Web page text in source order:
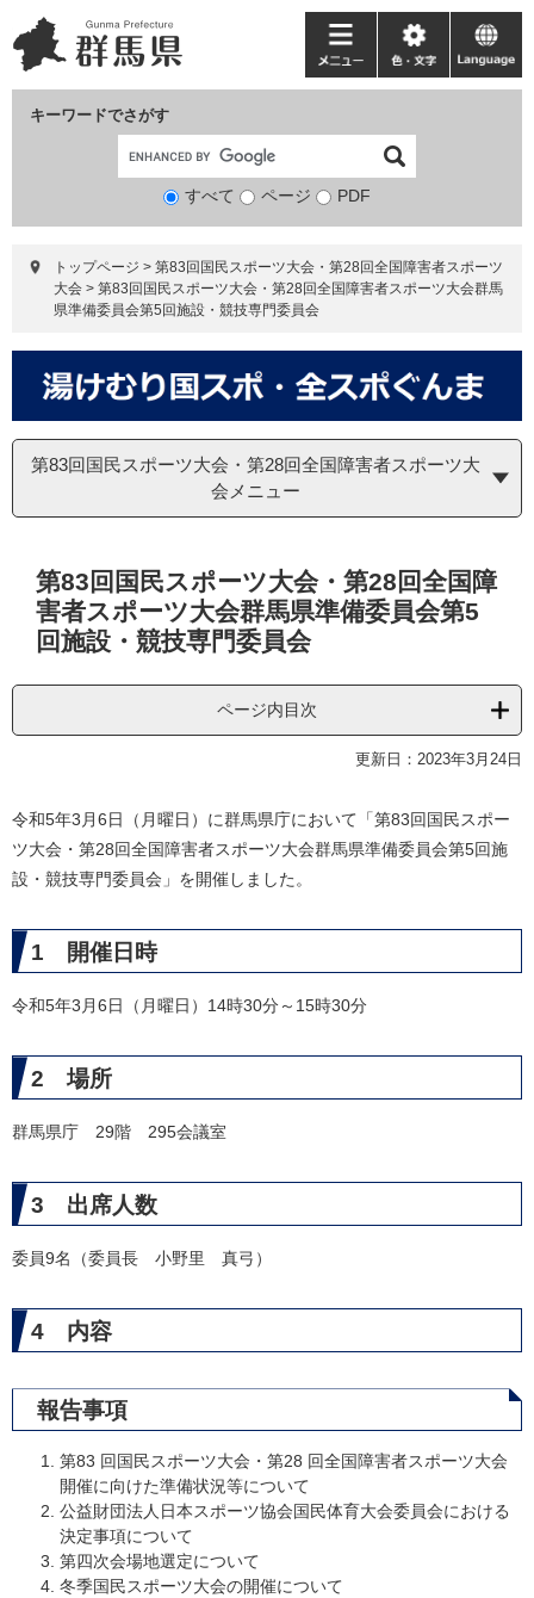
ー
ジ
ニ
ュ
て
キーワードでさがす
検
象
すべて ページ PDF
メ
ニ
ー
色・
文
language
トップページ > 第83回国民スポーツ大会・第28回全国障害者スポーツ
大会 > 第83回国民スポーツ大会・第28回全国障害者スポーツ大会群馬
県準備委員会第5回施設・競技専門委員会
第83回国民スポーツ大会・第28回全国障害者スポーツ大
会メニュー
第83回国民スポーツ大会・第28回全国障
害者スポーツ大会群馬県準備委員会第5
回施設・競技専門委員会
ページ内目次
更新日：2023年3月24日
令和5年3月6日（月曜日）に群馬県庁において「第83回国民スポー
ツ大会・第28回全国障害者スポーツ大会群馬県準備委員会第5回施
設・競技専門委員会」を開催しました。
1 開催日時
令和5年3月6日（月曜日）14時30分～15時30分
2 場所
群馬県庁 29階 295会議室
3 出席人数
委員9名（委員長 小野里 真弓）
4 内容
報告事項
第83 回国民スポーツ大会・第28 回全国障害者スポーツ大会
開催に向けた準備状況等について
公益財団法人日本スポーツ協会国民体育大会委員会における
決定事項について
第四次会場地選定について
冬季国民スポーツ大会の開催について